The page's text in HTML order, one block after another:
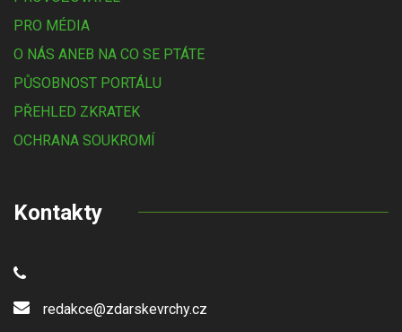
PRO MÉDIA
O NÁS ANEB NA CO SE PTÁTE
PŮSOBNOST PORTÁLU
PŘEHLED ZKRATEK
OCHRANA SOUKROMÍ
Kontakty
redakce@zdarskevrchy.cz